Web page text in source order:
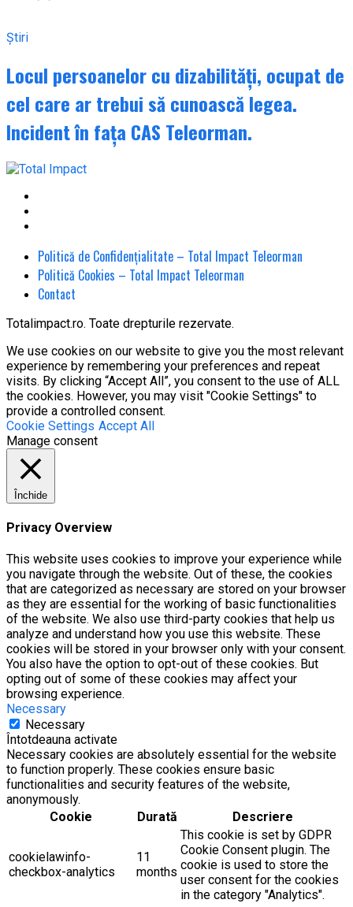
Știri
Locul persoanelor cu dizabilități, ocupat de
cel care ar trebui să cunoască legea.
Incident în fața CAS Teleorman.
Politică de Confidențialitate – Total Impact Teleorman
Politică Cookies – Total Impact Teleorman
Contact
Totalimpact.ro. Toate drepturile rezervate.
We use cookies on our website to give you the most relevant
experience by remembering your preferences and repeat
visits. By clicking “Accept All”, you consent to the use of ALL
the cookies. However, you may visit "Cookie Settings" to
provide a controlled consent.
Cookie Settings Accept All
Manage consent
Închide
Privacy Overview
This website uses cookies to improve your experience while
you navigate through the website. Out of these, the cookies
that are categorized as necessary are stored on your browser
as they are essential for the working of basic functionalities
of the website. We also use third-party cookies that help us
analyze and understand how you use this website. These
cookies will be stored in your browser only with your consent.
You also have the option to opt-out of these cookies. But
opting out of some of these cookies may affect your
browsing experience.
Necessary
Necessary
Întotdeauna activate
Necessary cookies are absolutely essential for the website
to function properly. These cookies ensure basic
functionalities and security features of the website,
anonymously.
Cookie
Durată Descriere
cookielawinfo-
checkbox-analytics
11
months
This cookie is set by GDPR
Cookie Consent plugin. The
cookie is used to store the
user consent for the cookies
in the category "Analytics".